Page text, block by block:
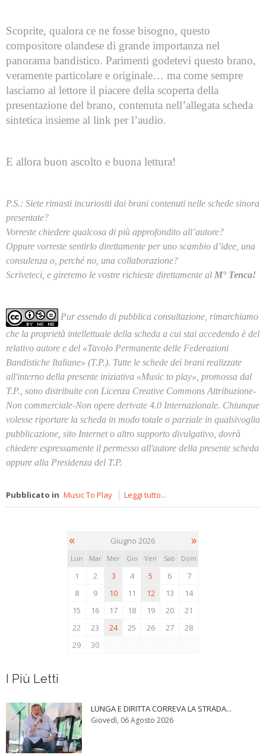
Scoprite, qualora ce ne fosse bisogno, questo
compositore olandese di grande importanza nel
panorama bandistico. Parimenti godetevi questo brano,
veramente particolare e originale… ma come sempre
lasciamo al lettore il piacere della scoperta della
presentazione del brano, contenuta nell’allegata scheda
sintetica insieme al link per l’audio.
E allora buon ascolto e buona lettura!
P.S.: Siete rimasti incuriositi dai brani contenuti nelle schede sinora
presentate?
Vorreste chiedere qualcosa di più approfondito all’autore?
Oppure vorreste sentirlo direttamente per uno scambio d’idee, una
consulenza o, perché no, una collaborazione?
Scriveteci, e gireremo le vostre richieste direttamente al M° Tenca!
Pur essendo di pubblica consultazione, rimarchiamo
che la proprietà intellettuale della scheda a cui stai accedendo è del
relativo autore e del «Tavolo Permanente delle Federazioni
Bandistiche Italiane» (T.P.). Tutte le schede dei brani realizzate
all'interno della presente iniziativa «Music to play», promossa dal
T.P., sono distribuite con Licenza Creative Commons Attribuzione-
Non commerciale-Non opere derivate 4.0 Internazionale. Chiunque
volesse riportare la scheda in modo totale o parziale in qualsivoglia
pubblicazione, sito Internet o altro supporto divulgativo, dovrà
chiedere espressamente il permesso all'autore della presente scheda
oppure alla Presidenza del T.P.
Pubblicato in Music To Play Leggi tutto...
« Giugno 2026 »
Lun Mar Mer Gio Ven Sab Dom
1 2 3 4 5 6
7
8
9 10 11 12 13
14
15
16 17 18 19 20
21
22
23 24 25 26 27
28
29
30
I Più Letti
LUNGA E DIRITTA CORREVA LA STRADA...
Giovedì, 06 Agosto 2026